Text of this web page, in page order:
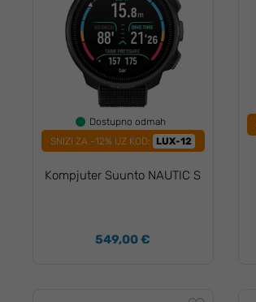
Dostupno odmah
SNIZI ZA -12% UZ KOD:
LUX-12
Kompjuter Suunto NAUTIC S
549,00 €